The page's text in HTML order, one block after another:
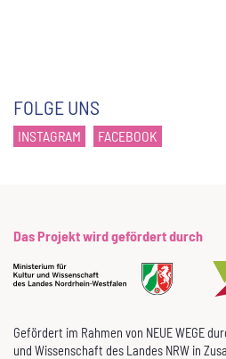
FOLGE UNS
INSTAGRAM FACEBOOK
Das Projekt wird gefördert durch
Gefördert im Rahmen von NEUE WEGE
und Wissenschaft des Landes NRW in